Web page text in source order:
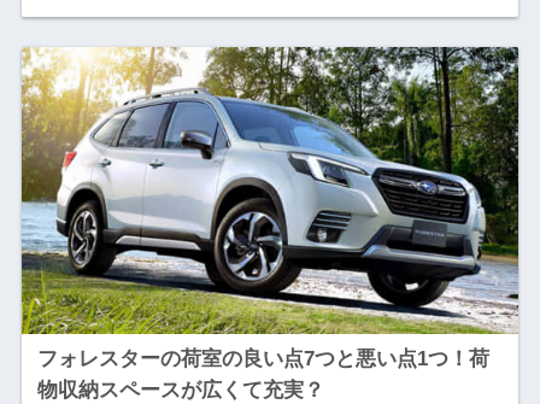
フォレスターの荷室の良い点7つと悪い点1つ！荷
物収納スペースが広くて充実？